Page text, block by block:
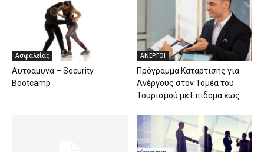
Ασφαλείας
Αυτοάμυνα – Security
Bootcamp
ΑΝΕΡΓΟΙ
Πρόγραμμα Κατάρτισης για
Ανέργους στον Τομέα του
Τουρισμού με Επίδομα έως...